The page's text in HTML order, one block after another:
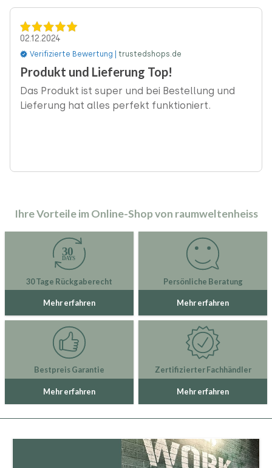
02.12.2024
Verifizierte Bewertung | trustedshops.de
Produkt und Lieferung Top!
Das Produkt ist super und bei Bestellung und
Lieferung hat alles perfekt funktioniert.
Ihre Vorteile im Online-Shop von raumweltenheiss
30 Tage Rückgaberecht
Mehr erfahren
Persönliche Beratung
Mehr erfahren
Bestpreis Garantie
Mehr erfahren
Zertifizierter Fachhändler
Mehr erfahren